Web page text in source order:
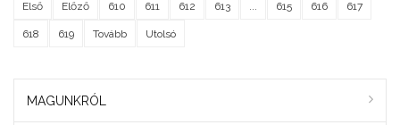
Első Előző 610 611 612 613 615 616 617
618 619 Tovább Utolsó
MAGUNKRÓL